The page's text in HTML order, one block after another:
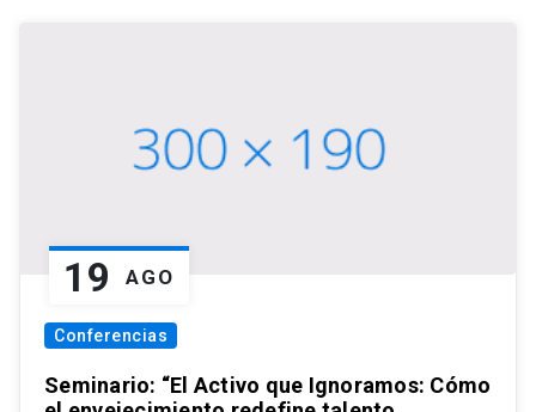
19 AGO
Conferencias
Seminario: “El Activo que Ignoramos: Cómo